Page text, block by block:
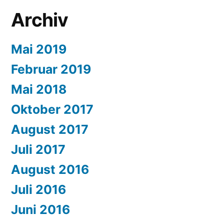
Archiv
Mai 2019
Februar 2019
Mai 2018
Oktober 2017
August 2017
Juli 2017
August 2016
Juli 2016
Juni 2016